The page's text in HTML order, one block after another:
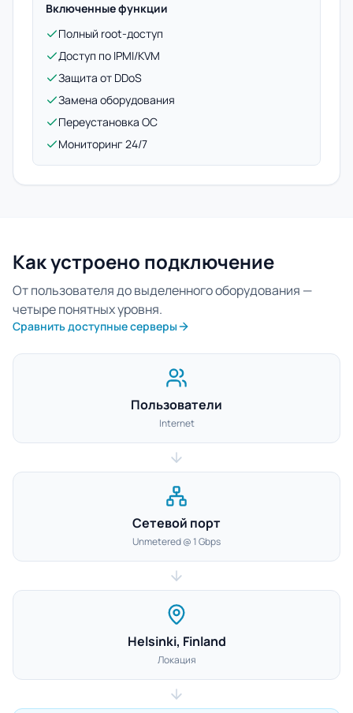
Включенные функции
Полный root-доступ
Доступ по IPMI/KVM
Защита от DDoS
Замена оборудования
Переустановка ОС
Мониторинг 24/7
Как устроено подключение
От пользователя до выделенного оборудования —
четыре понятных уровня.
Сравнить доступные серверы
Пользователи
Internet
Сетевой порт
Unmetered @ 1 Gbps
Helsinki, Finland
Локация